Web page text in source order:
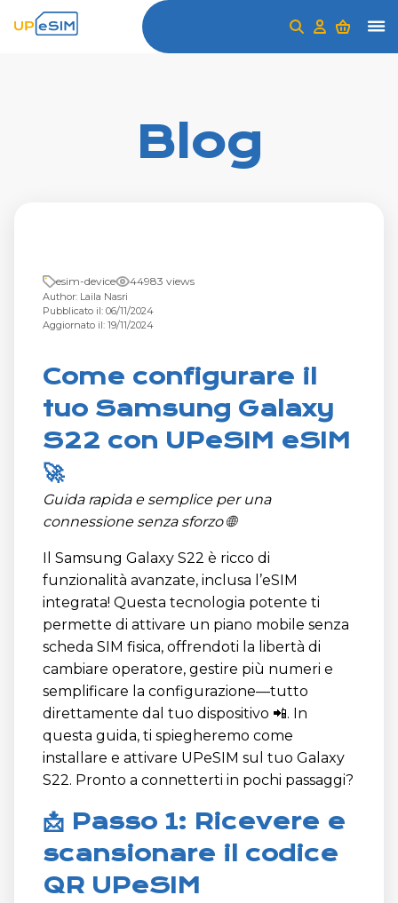
Blog
esim-device 44983 views
Author: Laila Nasri
Pubblicato il: 06/11/2024
Aggiornato il: 19/11/2024
Come configurare il
tuo Samsung Galaxy
S22 con UPeSIM eSIM
🚀
Guida rapida e semplice per una
connessione senza sforzo 🌐
Il Samsung Galaxy S22 è ricco di
funzionalità avanzate, inclusa l’eSIM
integrata! Questa tecnologia potente ti
permette di attivare un piano mobile senza
scheda SIM fisica, offrendoti la libertà di
cambiare operatore, gestire più numeri e
semplificare la configurazione—tutto
direttamente dal tuo dispositivo 📲. In
questa guida, ti spiegheremo come
installare e attivare UPeSIM sul tuo Galaxy
S22. Pronto a connetterti in pochi passaggi?
📩 Passo 1: Ricevere e
scansionare il codice
QR UPeSIM